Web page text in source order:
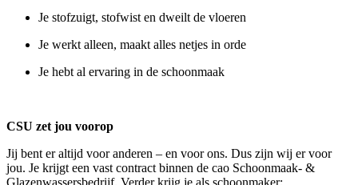
Je stofzuigt, stofwist en dweilt de vloeren
Je werkt alleen, maakt alles netjes in orde
Je hebt al ervaring in de schoonmaak
CSU zet jou voorop
Jij bent er altijd voor anderen – en voor ons. Dus zijn wij er voor
jou. Je krijgt een vast contract binnen de cao Schoonmaak- &
Glazenwassersbedrijf. Verder krijg je als schoonmaker: